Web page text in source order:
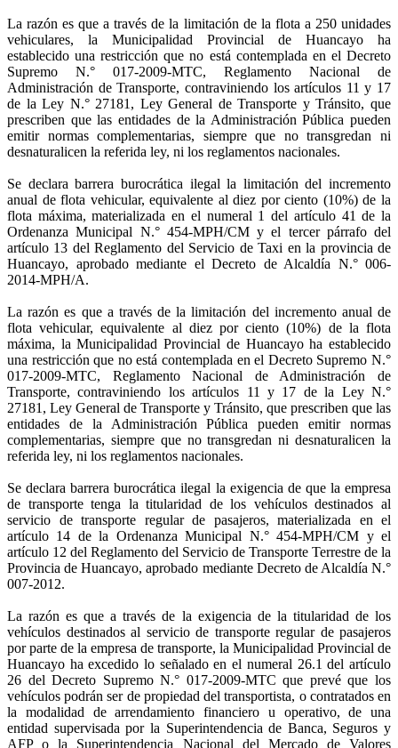
La razón es que a través de la limitación de la flota a 250 unidades
vehiculares, la Municipalidad Provincial de Huancayo ha
establecido una restricción que no está contemplada en el Decreto
Supremo N.° 017-2009-MTC, Reglamento Nacional de
Administración de Transporte, contraviniendo los artículos 11 y 17
de la Ley N.° 27181, Ley General de Transporte y Tránsito, que
prescriben que las entidades de la Administración Pública pueden
emitir normas complementarias, siempre que no transgredan ni
desnaturalicen la referida ley, ni los reglamentos nacionales.
Se declara barrera burocrática ilegal la limitación del incremento
anual de flota vehicular, equivalente al diez por ciento (10%) de la
flota máxima, materializada en el numeral 1 del artículo 41 de la
Ordenanza Municipal N.° 454-MPH/CM y el tercer párrafo del
artículo 13 del Reglamento del Servicio de Taxi en la provincia de
Huancayo, aprobado mediante el Decreto de Alcaldía N.° 006-
2014-MPH/A.
La razón es que a través de la limitación del incremento anual de
flota vehicular, equivalente al diez por ciento (10%) de la flota
máxima, la Municipalidad Provincial de Huancayo ha establecido
una restricción que no está contemplada en el Decreto Supremo N.°
017-2009-MTC, Reglamento Nacional de Administración de
Transporte, contraviniendo los artículos 11 y 17 de la Ley N.°
27181, Ley General de Transporte y Tránsito, que prescriben que las
entidades de la Administración Pública pueden emitir normas
complementarias, siempre que no transgredan ni desnaturalicen la
referida ley, ni los reglamentos nacionales.
Se declara barrera burocrática ilegal la exigencia de que la empresa
de transporte tenga la titularidad de los vehículos destinados al
servicio de transporte regular de pasajeros, materializada en el
artículo 14 de la Ordenanza Municipal N.° 454-MPH/CM y el
artículo 12 del Reglamento del Servicio de Transporte Terrestre de la
Provincia de Huancayo, aprobado mediante Decreto de Alcaldía N.°
007-2012.
La razón es que a través de la exigencia de la titularidad de los
vehículos destinados al servicio de transporte regular de pasajeros
por parte de la empresa de transporte, la Municipalidad Provincial de
Huancayo ha excedido lo señalado en el numeral 26.1 del artículo
26 del Decreto Supremo N.° 017-2009-MTC que prevé que los
vehículos podrán ser de propiedad del transportista, o contratados en
la modalidad de arrendamiento financiero u operativo, de una
entidad supervisada por la Superintendencia de Banca, Seguros y
AFP o la Superintendencia Nacional del Mercado de Valores